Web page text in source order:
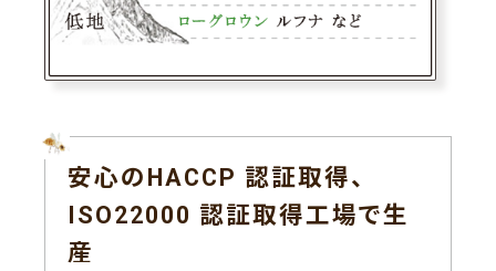
安心のHACCP 認証取得、
ISO22000 認証取得工場で生
産